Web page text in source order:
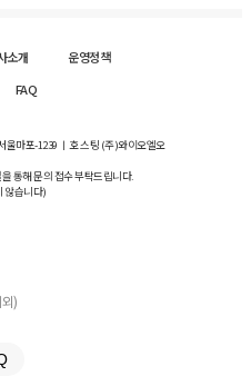
소개
운영정책
FAQ
울마포-1239 ㅣ 호스팅 (주)와이오엘오
통해 문의 접수 부탁드립니다.
않습니다)
)